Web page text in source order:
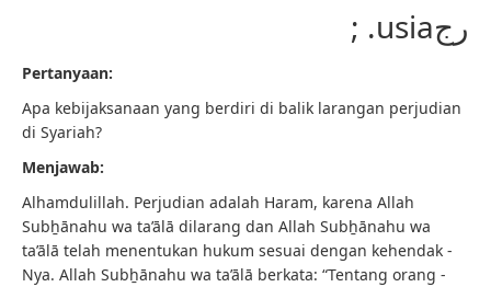
رجusia. ;
Pertanyaan:
Apa kebijaksanaan yang berdiri di balik larangan perjudian
di Syariah?
Menjawab:
Alhamdulillah. Perjudian adalah Haram, karena Allah
Subẖānahu wa ta’ālā dilarang dan Allah Subẖānahu wa
ta’ālā telah menentukan hukum sesuai dengan kehendak -
Nya. Allah Subẖānahu wa ta’ālā berkata: “Tentang orang -